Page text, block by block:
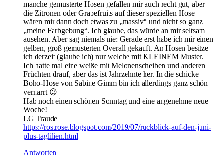
manche gemusterte Hosen gefallen mir auch recht gut, aber
die Zitronen oder Grapefruits auf dieser speziellen Hose
wären mir dann doch etwas zu „massiv“ und nicht so ganz
„meine Farbgebung“. Ich glaube, das würde an mir seltsam
ausehen. Aber sag niemals nie: Gerade erst habe ich mir einen
gelben, groß gemusterten Overall gekauft. An Hosen besitze
ich derzeit (glaube ich) nur welche mit KLEINEM Muster.
Ich hatte mal eine weiße mit Melonenscheiben und anderen
Früchten drauf, aber das ist Jahrzehnte her. In die schicke
Boho-Hose von Sabine Gimm bin ich allerdings ganz schön
vernarrt 😉
Hab noch einen schönen Sonntag und eine angenehme neue
Woche!
LG Traude
https://rostrose.blogspot.com/2019/07/ruckblick-auf-den-juni-
plus-taglilien.html
Antworten